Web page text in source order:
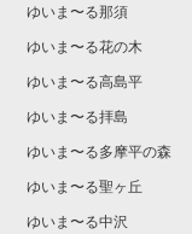
ゆいま〜る那須
ゆいま〜る花の木
ゆいま〜る高島平
ゆいま〜る拝島
ゆいま〜る多摩平の森
ゆいま〜る聖ヶ丘
ゆいま〜る中沢